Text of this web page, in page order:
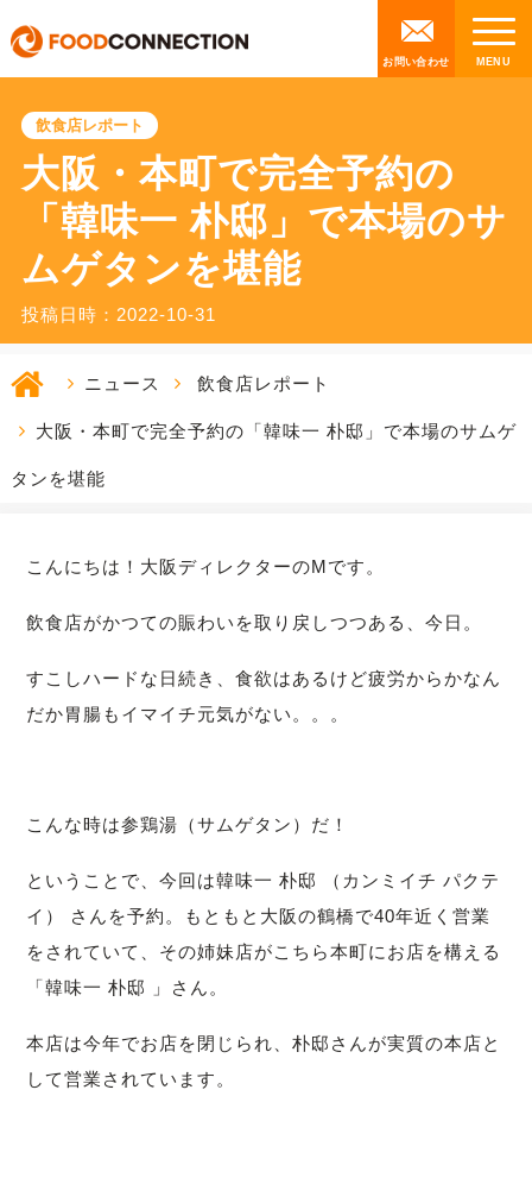
お問い合わせ
飲食店レポート
大阪・本町で完全予約の
「韓味一 朴邸」で本場のサ
ムゲタンを堪能
投稿日時：2022-10-31
ニュース 飲食店レポート
大阪・本町で完全予約の「韓味一 朴邸」で本場のサムゲ
タンを堪能
こんにちは！ 大阪ディレクターのMです。
飲食店がかつての賑わいを取り戻しつつある、今日。
すこしハードな日続き、食欲はあるけど疲労からかなん
だか胃腸もイマイチ元気がない。。。
こんな時は参鶏湯（サムゲタン）だ！
ということで、今回は韓味一 朴邸 （カンミイチ パクテ
イ） さんを予約。
もともと大阪の鶴橋で40年近く営業
をされていて、その姉妹店がこちら本町にお店を構える
「韓味一 朴邸 」さん。
本店は今年でお店を閉じられ、朴邸さんが実質の本店と
して営業されています。